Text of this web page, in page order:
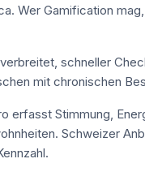
Wer Gamification
schneller
mit chronischen
erfasst Stimmung,
Schweizer